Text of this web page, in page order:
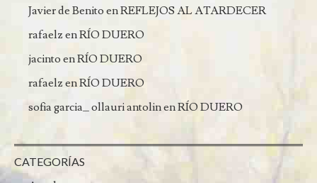
Javier de Benito enREFLEJOS AL ATARDECER
rafaelz enRÍO DUERO
jacinto enRÍO DUERO
rafaelz enRÍO DUERO
sofia garcia_ ollauri antolinenRÍO DUERO
CATEGORÍAS